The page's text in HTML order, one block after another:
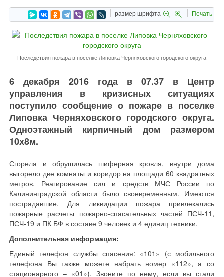
размер шрифта Печать
Последствия пожара в поселке Липовка Черняховского городского округа
6 декабря 2016 года в 07.37 в Центр
управления в кризисных ситуациях
поступило сообщение о пожаре в поселке
Липовка Черняховского городского округа.
Одноэтажный кирпичный дом размером
10х8м.
Сгорела и обрушилась шиферная кровля, внутри дома
выгорело две комнаты и коридор на площади 60 квадратных
метров. Реагирование сил и средств МЧС России по
Калининградской области было своевременным. Имеются
пострадавшие. Для ликвидации пожара привлекались
пожарные расчеты пожарно-спасательных частей ПСЧ-11,
ПСЧ-19 и ПК БФ в составе 9 человек и 4 единиц техники.
Дополнительная информация:
Единый телефон службы спасения: «101» (с мобильного
телефона Вы также можете набрать номер «112», а со
стационарного – «01»). Звоните по нему, если вы стали